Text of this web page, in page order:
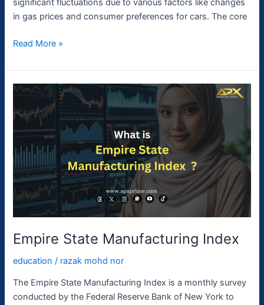
significant fluctuations due to various factors like changes
in gas prices and consumer preferences for cars. The core
Read More »
Empire State Manufacturing Index
education / razak mohd nor
The Empire State Manufacturing Index is a monthly survey
conducted by the Federal Reserve Bank of New York to
Empire
Manufacturing
Index